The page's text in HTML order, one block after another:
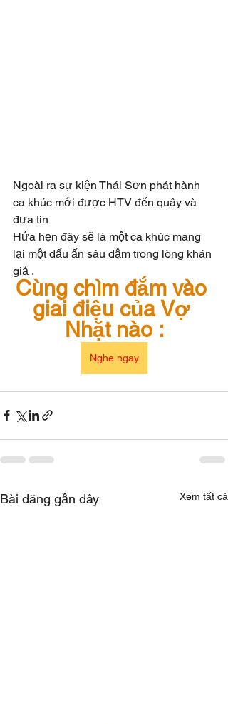
Ngoài ra sự kiện Thái Sơn phát hành
ca khúc mới được HTV đến quây và
đưa tin
Hứa hẹn đây sẽ là một ca khúc mang
lại một dấu ấn sâu đậm trong lòng khán
giả .
Cùng chìm đắm vào
giai điệu của Vợ
Nhặt nào :
Nghe ngay
Bài đăng gần đây Xem tất cả